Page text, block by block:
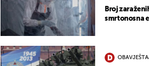
Broj
smrtonosna